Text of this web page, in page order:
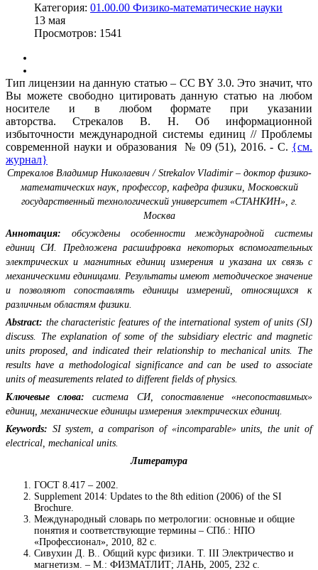
Категория: 01.00.00 Физико-математические науки
13 мая
Просмотров: 1541
Тип лицензии на данную статью – CC BY 3.0. Это значит, что
Вы можете свободно цитировать данную статью на любом
носителе и в любом формате при указании
авторства. Стрекалов В. Н. Об информационной
избыточности международной системы единиц // Проблемы
современной науки и образования № 09 (51), 2016. - С. {см.
журнал}
Стрекалов Владимир Николаевич / Strekalov Vladimir – доктор физико-
математических наук, профессор, кафедра физики, Московский
государственный технологический университет «СТАНКИН», г.
Москва
Аннотация: обсуждены особенности международной системы
единиц СИ. Предложена расшифровка некоторых вспомогательных
электрических и магнитных единиц измерения и указана их связь с
механическими единицами. Результаты имеют методическое значение
и позволяют сопоставлять единицы измерений, относящихся к
различным областям физики.
Abstract: the characteristic features of the international system of units (SI)
discuss. The explanation of some of the subsidiary electric and magnetic
units proposed, and indicated their relationship to mechanical units. The
results have a methodological significance and can be used to associate
units of measurements related to different fields of physics.
Ключевые слова: система СИ, сопоставление «несопоставимых»
единиц, механические единицы измерения электрических единиц.
Keywords: SI system, a comparison of «incomparable» units, the unit of
electrical, mechanical units.
Литература
ГОСТ 8.417 – 2002.
Supplement 2014: Updates to the 8th edition (2006) of the SI
Brochure.
Международный словарь по метрологии: основные и общие
понятия и соответствующие термины – СПб.: НПО
«Профессионал», 2010, 82 с.
Сивухин Д. В.. Общий курс физики. Т. III Электричество и
магнетизм. – М.: ФИЗМАТЛИТ; ЛАНЬ, 2005, 232 с.